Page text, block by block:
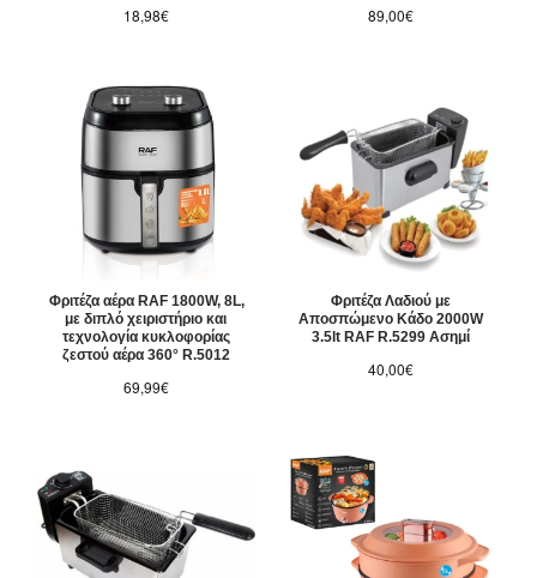
18,98€ 89,00€
Φριτέζα αέρα RAF 1800W, 8L,
με διπλό χειριστήριο και
τεχνολογία κυκλοφορίας
ζεστού αέρα 360° R.5012
69,99€
Φριτέζα Λαδιού με
Αποσπώμενο Κάδο 2000W
3.5lt RAF R.5299 Ασημί
40,00€